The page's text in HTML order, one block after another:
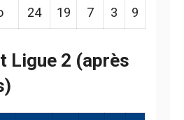
24 19 7 3 9
Ligue 2 (après